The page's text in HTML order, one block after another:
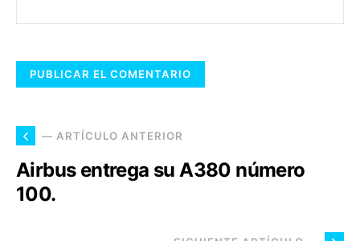
— ARTÍCULO ANTERIOR
Airbus entrega su A380 número
100.